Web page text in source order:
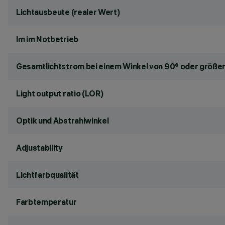
Lichtausbeute (realer Wert)
lm im Notbetrieb
Gesamtlichtstrom bei einem Winkel von 90° oder
Light output ratio (LOR)
Optik und Abstrahlwinkel
Adjustability
Lichtfarbqualität
Farbtemperatur